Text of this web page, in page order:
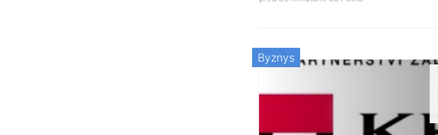
Byznys